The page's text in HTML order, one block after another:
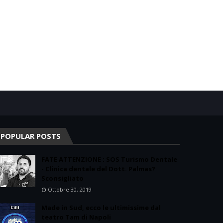
POPULAR POSTS
Ottobre 30, 2019